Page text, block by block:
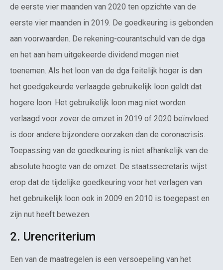
de eerste vier maanden van 2020 ten opzichte van de
eerste vier maanden in 2019. De goedkeuring is gebonden
aan voorwaarden. De rekening-courantschuld van de dga
en het aan hem uitgekeerde dividend mogen niet
toenemen. Als het loon van de dga feitelijk hoger is dan
het goedgekeurde verlaagde gebruikelijk loon geldt dat
hogere loon. Het gebruikelijk loon mag niet worden
verlaagd voor zover de omzet in 2019 of 2020 beïnvloed
is door andere bijzondere oorzaken dan de coronacrisis.
Toepassing van de goedkeuring is niet afhankelijk van de
absolute hoogte van de omzet. De staatssecretaris wijst
erop dat de tijdelijke goedkeuring voor het verlagen van
het gebruikelijk loon ook in 2009 en 2010 is toegepast en
zijn nut heeft bewezen.
2. Urencriterium
Een van de maatregelen is een versoepeling van het